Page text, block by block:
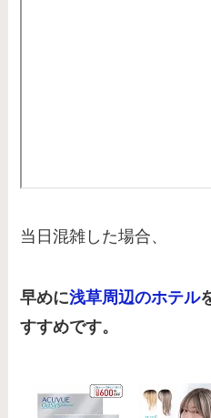
当日混雑した場合、
早めに浅草周辺のホテル
すすめです。